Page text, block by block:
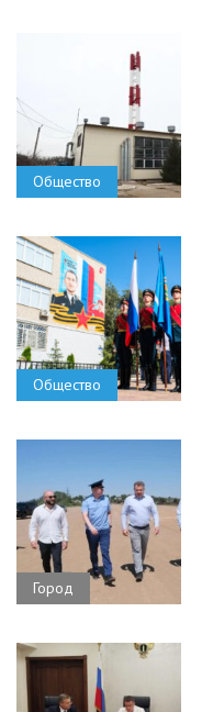
Общество
Общество
Город